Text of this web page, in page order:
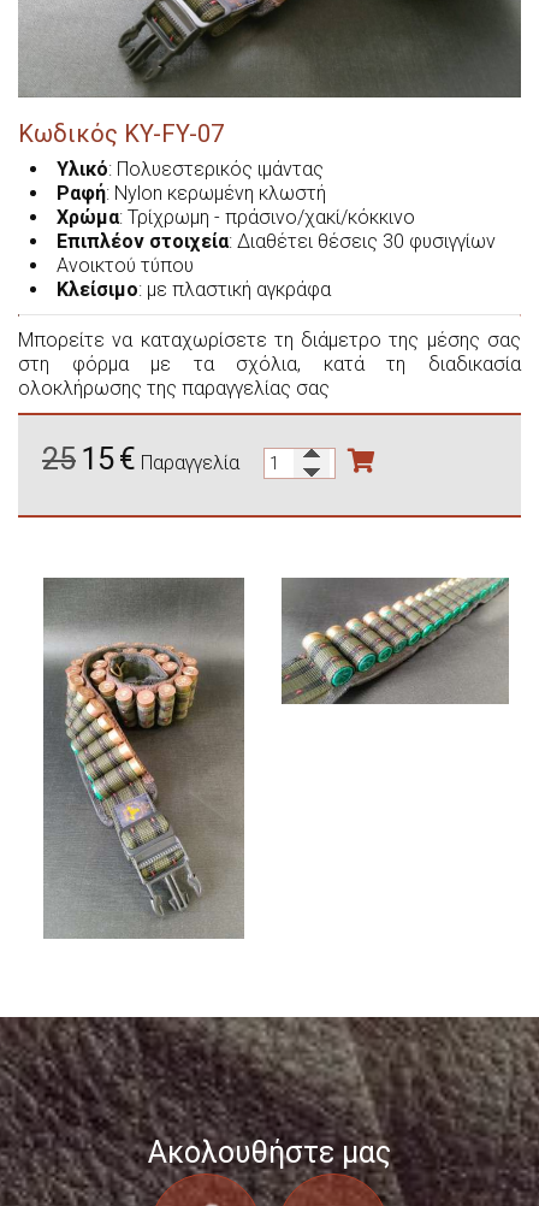
Κεντητά Σήματα Ομάδων Αίματος με Velcro®
Θήκες Μηρού
Θήκες Χειροπέδων
Θήκες Γεμιστήρων
Ζώνες
Αξεσουάρ
Θήκες Αστραγάλου
Θήκες Custom Made
Θήκες Χειροπέδων
Θήκες Γεμιστήρων
Θήκες για Πιστόλια
Θήκες Μασχάλης
Θήκες Bikini
Αξεσουάρ
Western
Θήκες Στρατιωτικού Τύπου
Θήκες Φυσιγγίων
Αορτήρες Κυνηγετικών Όπλων
Τσάντες Κυνηγίου
Αξεσουάρ
Οδηγίες Ασφαλείας για τα Πυροβόλα Όπλα
Τρόποι Πληρωμής και Αποστολής
Πολιτική Προστασίας Προσωπικών Δεδομένων - GDPR
Όροι και Προϋποθέσεις Παραγγελίας
Βρείτε μας Εδώ
ΠΡΟΣΦΟΡΈΣ
Κωδικός KY-FY-07
Υλικό: Πολυεστερικός ιμάντας
Ραφή: Nylon κερωμένη κλωστή
Χρώμα: Τρίχρωμη - πράσινο/χακί/κόκκινο
Επιπλέον στοιχεία: Διαθέτει θέσεις 30 φυσιγγίων
Ανοικτού τύπου
Κλείσιμο: με πλαστική αγκράφα
Μπορείτε να καταχωρίσετε τη διάμετρο της μέσης σας
στη φόρμα με τα σχόλια, κατά τη διαδικασία
ολοκλήρωσης της παραγγελίας σας
25 15€ Παραγγελία
Ακολουθήστε μας